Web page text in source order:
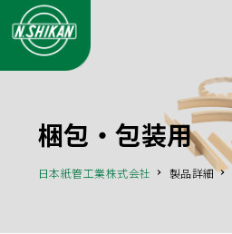
梱包・包装用
日本紙管工業株式会社 製品詳細